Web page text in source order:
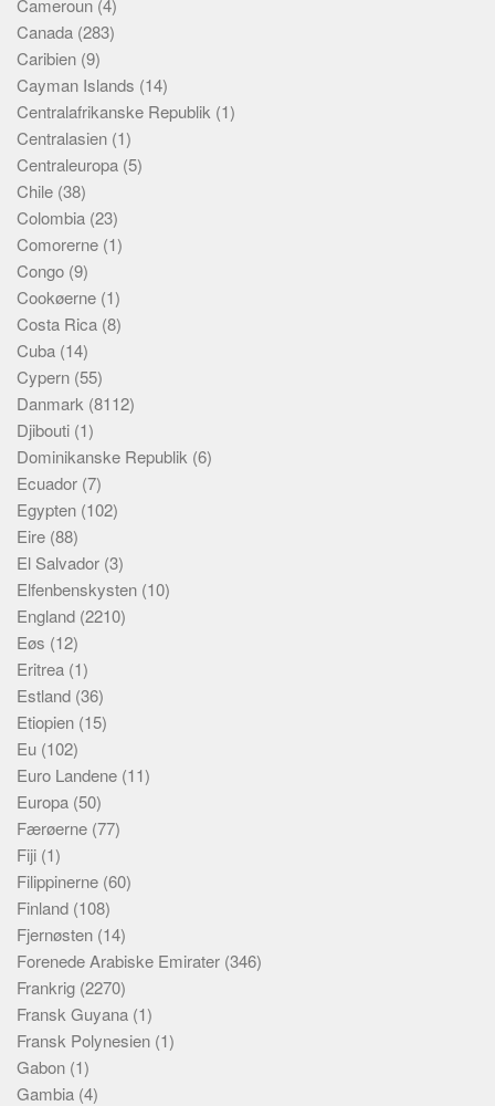
Cameroun (4)
Canada (283)
Caribien (9)
Cayman Islands (14)
Centralafrikanske Republik (1)
Centralasien (1)
Centraleuropa (5)
Chile (38)
Colombia (23)
Comorerne (1)
Congo (9)
Cookøerne (1)
Costa Rica (8)
Cuba (14)
Cypern (55)
Danmark (8112)
Djibouti (1)
Dominikanske Republik (6)
Ecuador (7)
Egypten (102)
Eire (88)
El Salvador (3)
Elfenbenskysten (10)
England (2210)
Eøs (12)
Eritrea (1)
Estland (36)
Etiopien (15)
Eu (102)
Euro Landene (11)
Europa (50)
Færøerne (77)
Fiji (1)
Filippinerne (60)
Finland (108)
Fjernøsten (14)
Forenede Arabiske Emirater (346)
Frankrig (2270)
Fransk Guyana (1)
Fransk Polynesien (1)
Gabon (1)
Gambia (4)